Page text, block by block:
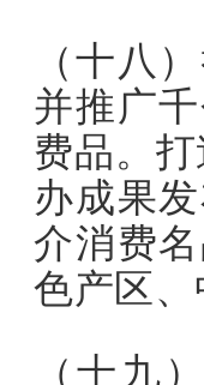
（十八
并推广
费品。
办成果
介消费
色产区
（十九